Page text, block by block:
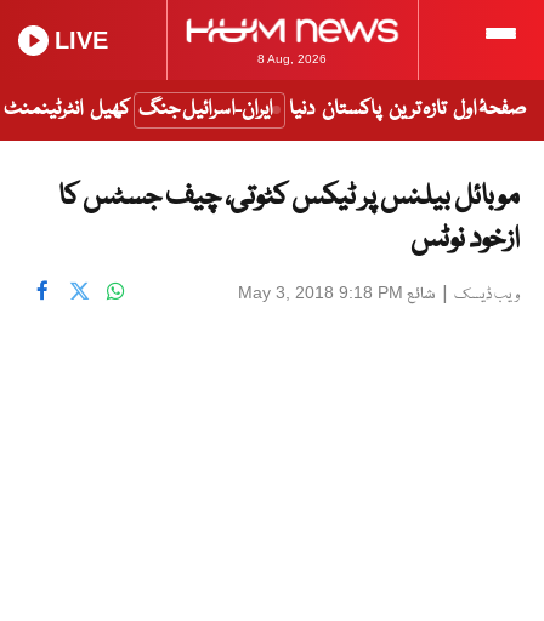
8 Aug, 2026
LIVE
صفحۂ اول تازہ ترین پاکستان دنیا ایران-اسرائیل جنگ کھیل انٹرٹینمنٹ
موبائل بیلنس پر ٹیکس کٹوتی، چیف جسٹس کا
ازخود نوٹس
ویب ڈیسک | شائع May 3, 2018 9:18 PM